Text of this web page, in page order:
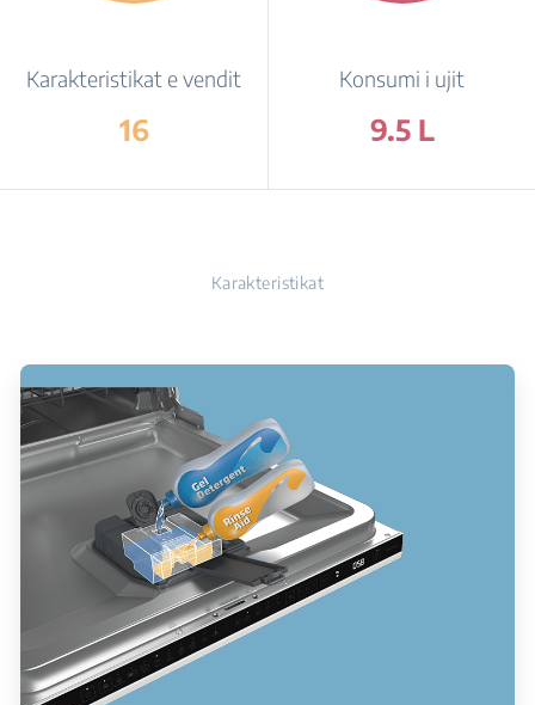
Karakteristikat e vendit
16
Konsumi i ujit
9.5 L
Karakteristikat